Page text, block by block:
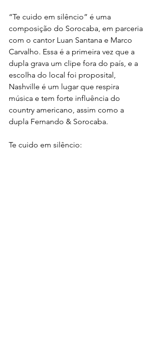
“Te cuido em silêncio” é uma
composição do Sorocaba, em parceria
com o cantor Luan Santana e Marco
Carvalho. Essa é a primeira vez que a
dupla grava um clipe fora do país, e a
escolha do local foi proposital,
Nashville é um lugar que respira
música e tem forte influência do
country americano, assim como a
dupla Fernando & Sorocaba.
Te cuido em silêncio: